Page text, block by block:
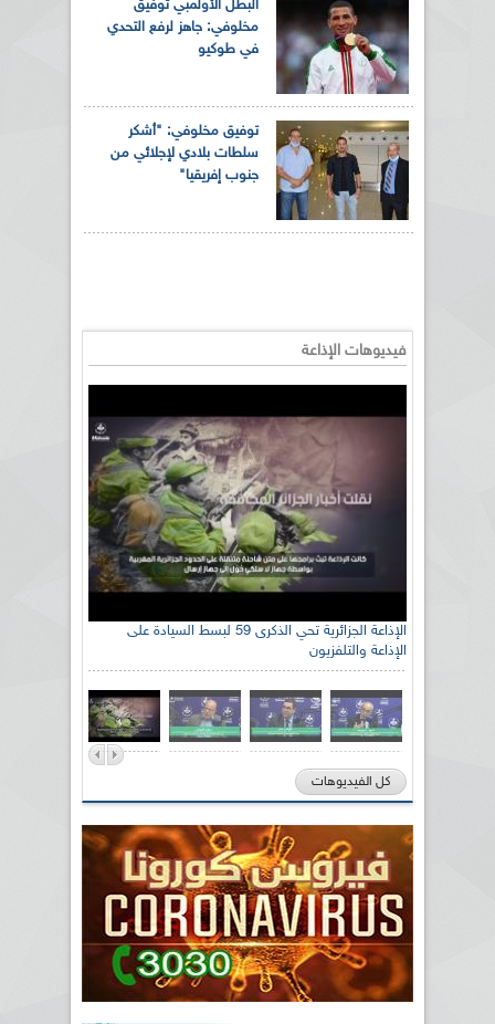
البطل الأولمبي توفيق
مخلوفي: جاهز لرفع التحدي
في طوكيو
توفيق مخلوفي: "أشكر
سلطات بلادي لإجلائي من
جنوب إفريقيا"
فيديوهات الإذاعة
الإذاعة الجزائرية تحي الذكرى 59 لبسط السيادة على
الإذاعة والتلفزيون
كل الفيديوهات